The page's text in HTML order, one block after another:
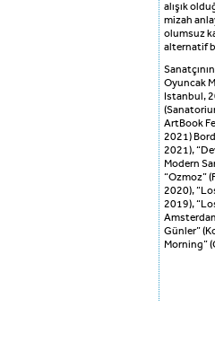
alışık
mizah
olumsuz
alternatif
Oyuncak
Istanbul,
ArtBook
2021)
2021),
Modern
“Ozmoz”
2020),
2019),
Günler”
Morning”